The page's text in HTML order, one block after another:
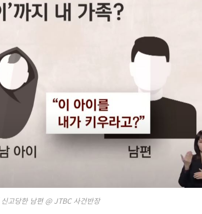
고당한 남편 @ JTBC 사건반장